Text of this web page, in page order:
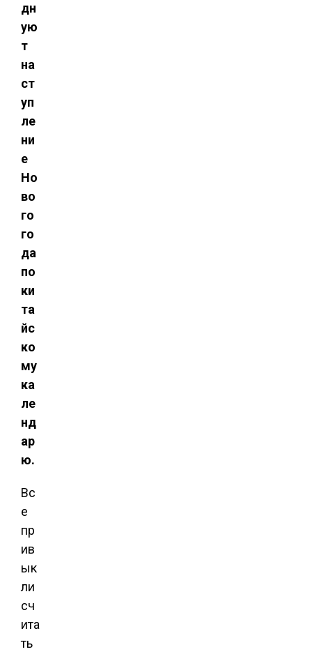
дн
ую
т
на
ст
уп
ле
ни
е
Но
во
го
го
да
по
ки
та
йс
ко
му
ка
ле
нд
ар
ю.
Вс
е
пр
ив
ык
ли
сч
ита
ть